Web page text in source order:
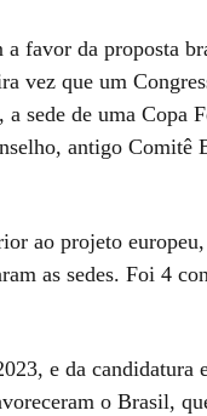
favor da proposta
vez que um
sede de uma Copa
antigo Comitê
ao projeto
as sedes. Foi 4
e da candidatura
o Brasil,